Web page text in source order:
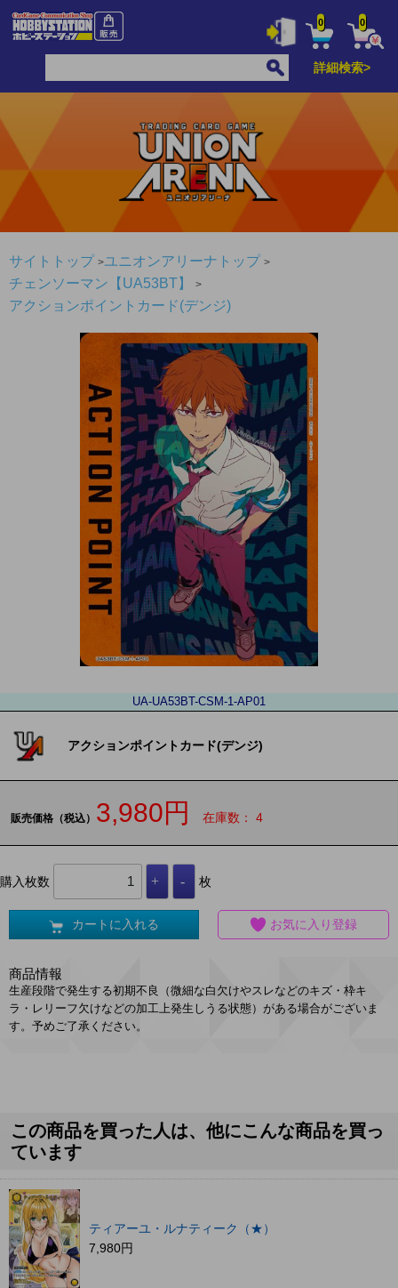
0 0
詳細検索>
サイトトップ
ユニオンアリーナトップ
チェンソーマン【UA53BT】
アクションポイントカード(デンジ)
UA-UA53BT-CSM-1-AP01
アクションポイントカード(デンジ)
販売価格（税込） 3,980円 在庫数： 4
購入枚数 枚
カートに入れる お気に入り登録
商品情報
生産段階で発生する初期不良（微細な白欠けやスレなどのキズ・枠キ
ラ・レリーフ欠けなどの加工上発生しうる状態）がある場合がございま
す。予めご了承ください。
この商品を買った人は、他にこんな商品を買っ
ています
ティアーユ・ルナティーク（★）
7,980円